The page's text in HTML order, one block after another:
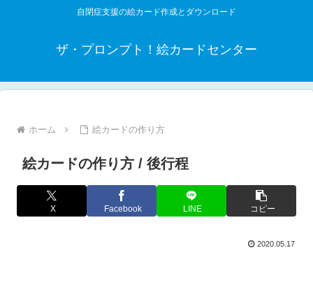
自閉症支援の絵カード作成とダウンロード
ザ・プロンプト！絵カードセンター
ホーム 絵カードの作り方
絵カードの作り方 / 後行程
X Facebook LINE コピー
2020.05.17